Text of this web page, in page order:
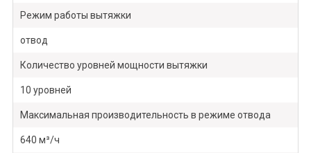
Режим работы вытяжки
отвод
Количество уровней мощности вытяжки
10 уровней
Максимальная производительность в режиме отвода
640 м³/ч